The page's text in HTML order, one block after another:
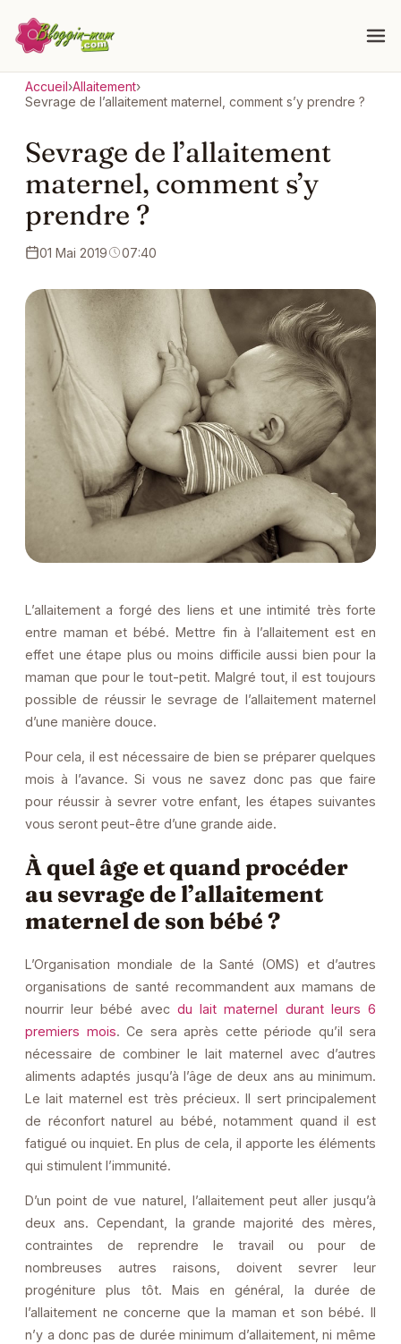
Accueil›Allaitement›
Sevrage de l’allaitement maternel, comment s’y prendre ?
Sevrage de l’allaitement
maternel, comment s’y
prendre ?
01 Mai 2019 07:40
L’allaitement a forgé des liens et une intimité très forte
entre maman et bébé. Mettre fin à l’allaitement est en
effet une étape plus ou moins difficile aussi bien pour la
maman que pour le tout-petit. Malgré tout, il est toujours
possible de réussir le sevrage de l’allaitement maternel
d’une manière douce.
Pour cela, il est nécessaire de bien se préparer quelques
mois à l’avance. Si vous ne savez donc pas que faire
pour réussir à sevrer votre enfant, les étapes suivantes
vous seront peut-être d’une grande aide.
À quel âge et quand procéder
au sevrage de l’allaitement
maternel de son bébé ?
L’Organisation mondiale de la Santé (OMS) et d’autres
organisations de santé recommandent aux mamans de
nourrir leur bébé avec du lait maternel durant leurs 6
premiers mois. Ce sera après cette période qu’il sera
nécessaire de combiner le lait maternel avec d’autres
aliments adaptés jusqu’à l’âge de deux ans au minimum.
Le lait maternel est très précieux. Il sert principalement
de réconfort naturel au bébé, notamment quand il est
fatigué ou inquiet. En plus de cela, il apporte les éléments
qui stimulent l’immunité.
D’un point de vue naturel, l’allaitement peut aller jusqu’à
deux ans. Cependant, la grande majorité des mères,
contraintes de reprendre le travail ou pour de
nombreuses autres raisons, doivent sevrer leur
progéniture plus tôt. Mais en général, la durée de
l’allaitement ne concerne que la maman et son bébé. Il
n’y a donc pas de durée minimum d’allaitement, ni même